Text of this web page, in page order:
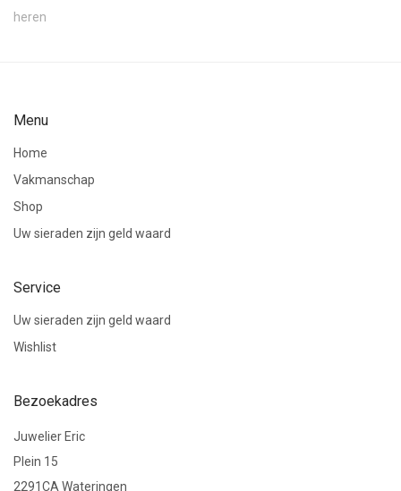
heren
Menu
Home
Vakmanschap
Shop
Uw sieraden zijn geld waard
Service
Uw sieraden zijn geld waard
Wishlist
Bezoekadres
Juwelier Eric
Plein 15
2291CA Wateringen